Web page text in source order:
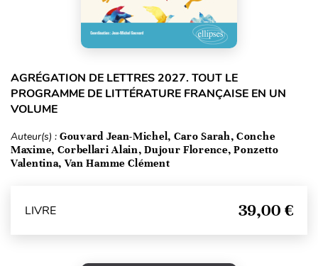
AGRÉGATION DE LETTRES 2027. TOUT LE
PROGRAMME DE LITTÉRATURE FRANÇAISE EN UN
VOLUME
Auteur(s) : Gouvard Jean-Michel, Caro Sarah, Conche
Maxime, Corbellari Alain, Dujour Florence, Ponzetto
Valentina, Van Hamme Clément
LIVRE 39,00 €